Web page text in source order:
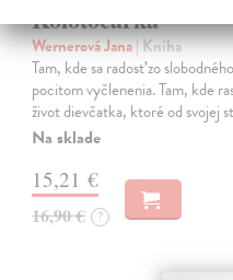
Kolotočárka
Wernerová Jana| Kniha
Tam, kde sa radosť zo
pocitom vyčlenenia. Tam, kde
život dievčatka, ktoré od svojej
Na sklade
15,21 €
16,90 € ?